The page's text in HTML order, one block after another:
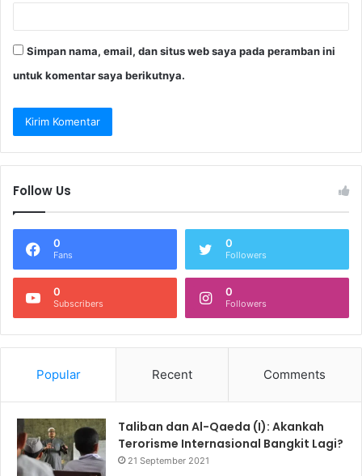
Simpan nama, email, dan situs web saya pada peramban ini
untuk komentar saya berikutnya.
Follow Us
0
Fans
0
Followers
0
Subscribers
0
Followers
Popular Recent Comments
Taliban dan Al-Qaeda (I): Akankah
Terorisme Internasional Bangkit Lagi?
21 September 2021